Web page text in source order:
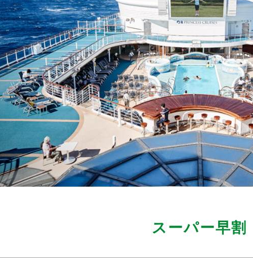
スーパー早割